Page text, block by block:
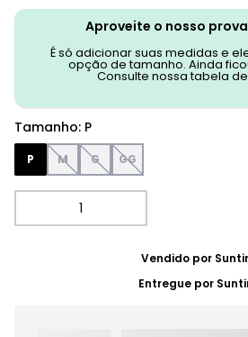
Aproveite o nosso
É só adicionar suas medidas e
opção de tamanho. Ainda
Consulte nossa tabela
Tamanho: P
P M G GG
Vendido por
Entregue por